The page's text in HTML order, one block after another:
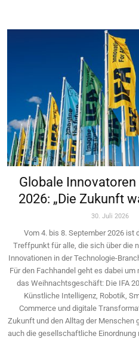
Globale Innovatoren
2026: „Die Zukunft
30. Juli 2026
Vom 4. bis 8. September 2026 ist
Treffpunkt für alle, die sich über die
Innovationen in der Technologie-­
Für den Fachhandel geht es dabei
das Weihnachtsgeschäft: Die IFA
Künstliche Intelligenz, Robotik,
Commerce und digitale
Zukunft und den Alltag der Menschen
auch die gesellschaftliche Einordnung